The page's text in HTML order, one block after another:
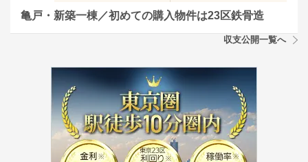
亀戸・新築一棟／初めての購入物件は23区鉄骨造
収支公開一覧へ